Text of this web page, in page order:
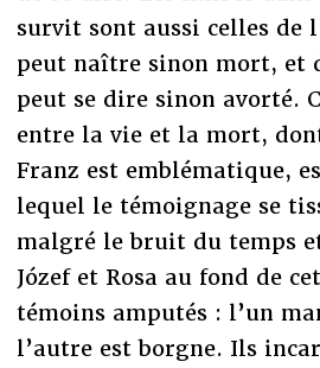
survit sont aussi celles de
peut naître sinon mort, et
peut se dire sinon avorté.
entre la vie et la mort,
Franz est emblématique,
lequel le témoignage se
malgré le bruit du temps
Józef et Rosa au fond de
témoins amputés : l’un
l’autre est borgne. Ils